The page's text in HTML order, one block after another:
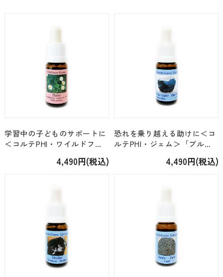
学習中の子どものサポートに
＜コルテPHI・ワイルドフラ
4,490円(税込)
恐れを乗り越える助けに＜コ
ルテPHI・ジェム＞「ブルー
4,490円(税込)